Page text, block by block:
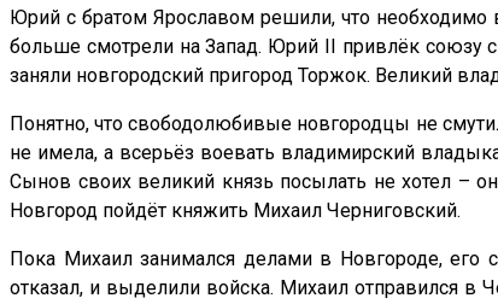
Юрий с братом Ярославом решили, что необходимо
больше смотрели на Запад. Юрий II привлёк союзу
заняли новгородский пригород Торжок. Великий
Понятно, что свободолюбивые новгородцы не
не имела, а всерьёз воевать владимирский
Сынов своих великий князь посылать не хотел –
Новгород пойдёт княжить Михаил Черниговский.
Пока Михаил занимался делами в Новгороде, его
отказал, и выделили войска. Михаил отправился в